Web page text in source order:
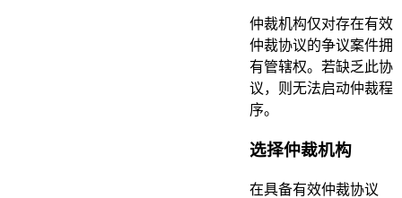
仲裁机构仅对存在有效
仲裁协议的争议案件拥
有管辖权。若缺乏此协
议，则无法启动仲裁程
序。
选择仲裁机构
在具备有效仲裁协议